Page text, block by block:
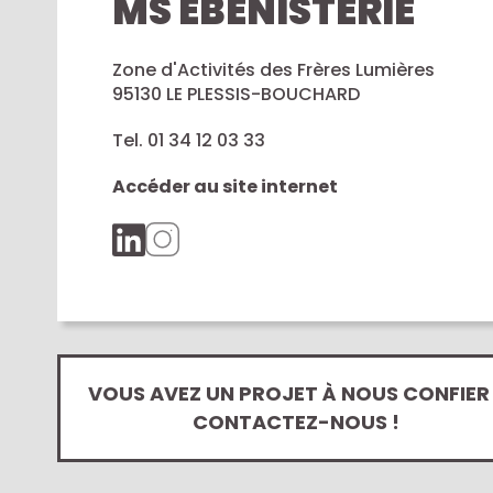
MS EBENISTERIE
Zone d'Activités des Frères Lumières
95130 LE PLESSIS-BOUCHARD
Tel. 01 34 12 03 33
Accéder au site internet
VOUS AVEZ UN PROJET À NOUS
CONTACTEZ-NOUS !